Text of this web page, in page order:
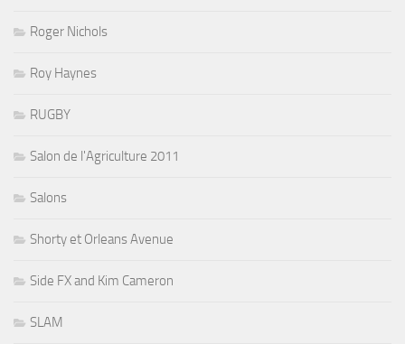
Roger Nichols
Roy Haynes
RUGBY
Salon de l'Agriculture 2011
Salons
Shorty et Orleans Avenue
Side FX and Kim Cameron
SLAM